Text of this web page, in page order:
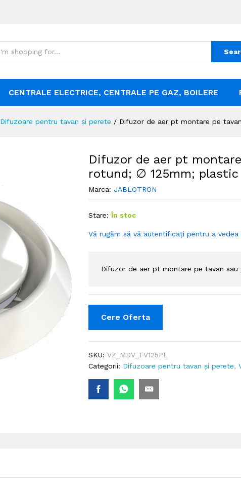
CENTRALE ELECTRICE, CENTRALE PE GAZ, BOILERE
Difuzoare pentru tavan și perete / Difuzor de aer pt montare pe
Difuzor de aer pt
rotund; ∅ 125mm; plastic
Marca: JABLOTRON
Stare: În stoc
Vă rugăm să vă autentificați pentru a
Difuzor de aer pt montare pe tavan
Cere Oferta
SKU:VZ_MDV_TV125PL
Categorii: Difuzoare pentru tavan și perete,